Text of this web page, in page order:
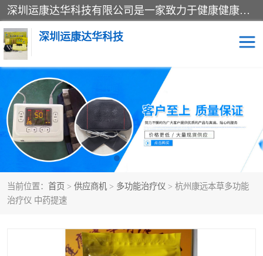
深圳运康达华科技有限公司是一家致力于健康健康产业的现代化企业，已经走过了15个春秋，开创了中医外用发展的新未来，是专业从事中医医疗仪器的研发、生产、销售、服务为一体的子公司，在医疗器械的设计、开发和生产方面率先引进国际先进技术和好的科技人员，先后开发出了场效应治疗仪、多功能治疗仪、颈椎治疗仪、腰椎治疗仪、增效垫等多个系列。
深圳运康达华科技
当前位置： 首页 > 供应商机 > 多功能治疗仪 > 杭州康远本草多功能
治疗仪 中药提速
多功能治疗仪 中药提速
中低频治疗仪 脉冲治疗仪
**腺治疗仪